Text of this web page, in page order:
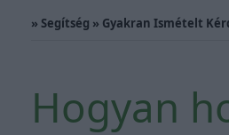
» Segítség » Gyakran Ismételt
Hogyan